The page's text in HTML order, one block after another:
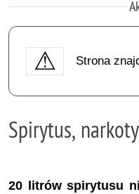
Strona
Spirytus,
20 litrów spirytusu